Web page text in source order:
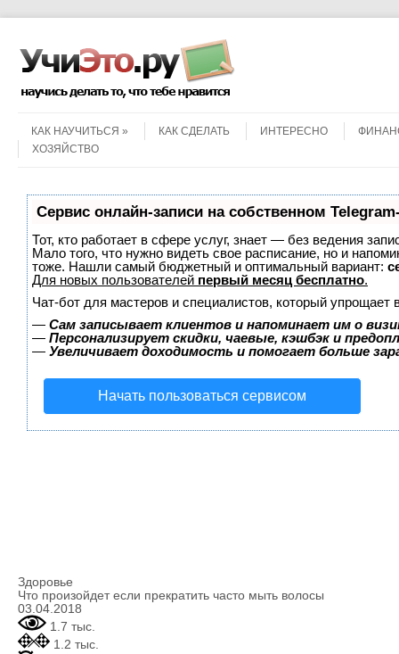
КАК НАУЧИТЬСЯ
КАК СДЕЛАТЬ ИНТЕРЕСНО
ХОЗЯЙСТВО
Сервис онлайн-записи на собственном
Тот, кто работает в сфере услуг, знает — без ведения
Мало того, что нужно видеть свое расписание, но и
тоже. Нашли самый бюджетный и оптимальный вариант:
Для новых пользователей первый месяц бесплатно.
Чат-бот для мастеров и специалистов, который упрощает
— Сам записывает клиентов и напоминает им о
— Персонализирует скидки, чаевые, кэшбэк и
— Увеличивает доходимость и помогает больше
Начать пользоваться сервисом
Здоровье
Что произойдет если прекратить часто мыть волосы
03.04.2018
1.7 тыс.
1.2 тыс.